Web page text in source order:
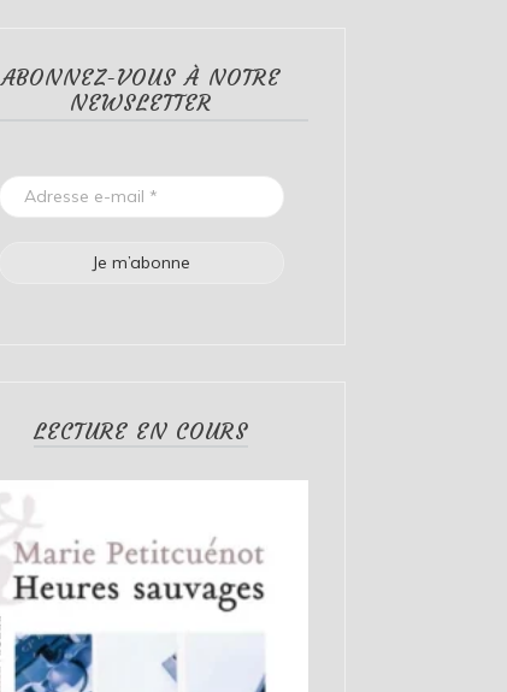
ABONNEZ-VOUS À NOTRE
NEWSLETTER
LECTURE EN COURS